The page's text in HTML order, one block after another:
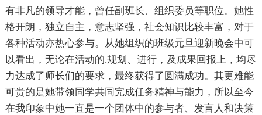
有非凡的领导才能，曾任副班长、组织委员等职位。她性
格开朗，独立自主，意志坚强，社会知识比较丰富，对于
各种活动亦热心参与。从她组织的班级元旦迎新晚会中可
以看出，无论在活动的.规划、进行，及成果回报上，均尽
力达成了师长们的要求，最终获得了圆满成功。其更难能
可贵的是她带领同学共同完成任务精神与能力，所以至今
在我印象中她一直是一个团体中的参与者、发言人和决策